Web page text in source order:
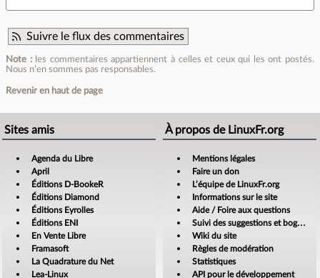
Suivre le flux des commentaires
Note :les commentaires appartiennent à celles et ceux qui les ont postés.
Nous n’en sommes pas responsables.
Revenir en haut de page
Sites amis
Agenda du Libre
April
Éditions D-BookeR
Éditions Diamond
Éditions Eyrolles
Éditions ENI
En Vente Libre
Framasoft
La Quadrature du Net
Lea-Linux
À propos de LinuxFr.org
Mentions légales
Faire un don
L’équipe de LinuxFr.org
Informations sur le site
Aide / Foire aux questions
Suivi des suggestions et bogues
Wiki du site
Règles de modération
Statistiques
API pour le développement